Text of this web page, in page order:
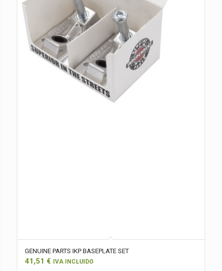
GENUINE PARTS IKP BASEPLATE SET
41,51 € IVA INCLUIDO